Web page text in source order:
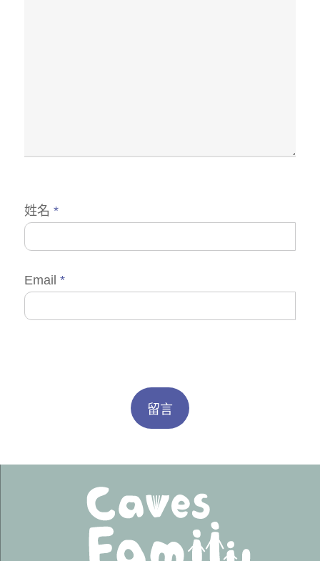
姓名 *
Email *